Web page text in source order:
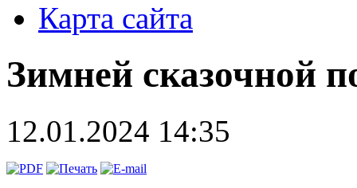
Карта сайта
Зимней сказочной
12.01.2024 14:35